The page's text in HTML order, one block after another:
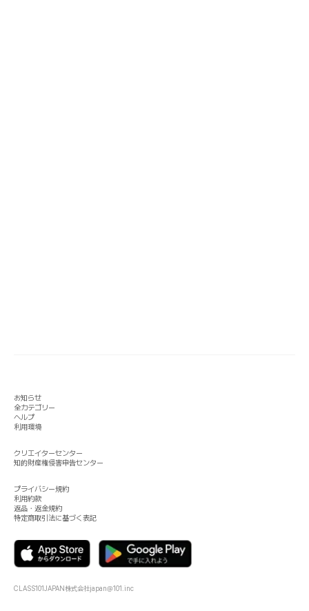
お知らせ
全カテゴリー
ヘルプ
利用環境
クリエイターセンター
知的財産権侵害申告センター
プライバシー規約
利用約款
返品・返金規約
特定商取引法に基づく表記
CLASS101JAPAN株式会社japan@101.inc